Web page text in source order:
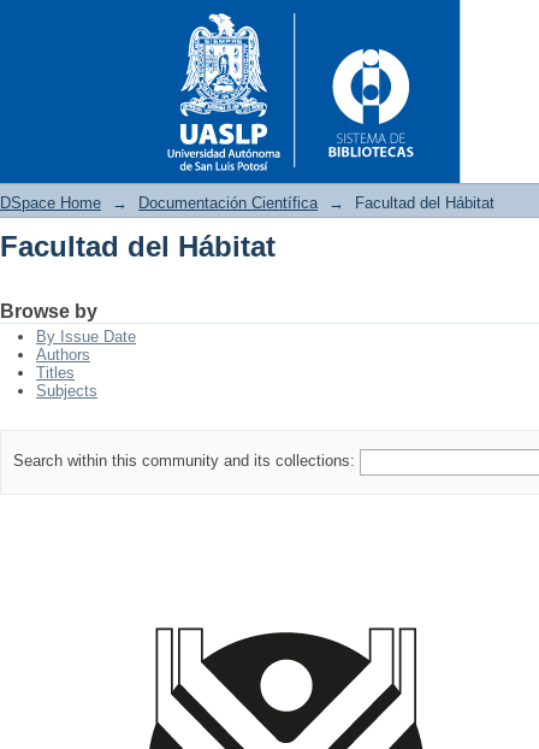
DSpace Home → Documentación Científica → Facultad del Hábitat
Facultad del Hábitat
Browse by
By Issue Date
Authors
Titles
Subjects
Search within this community and its collections: